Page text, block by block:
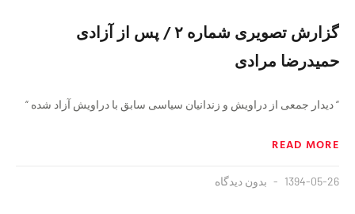
گزارش تصویری شماره ۲ / پس از آزادی
حميدرضا مرادی
“ دیدار جمعی از دراویش و زندانیان سیاسی سابق با دراویش آزاد شده “
READ MORE
1394-05-26 بدون دیدگاه